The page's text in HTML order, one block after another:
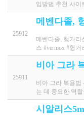
입방법 추천 사
25912
메벤다졸,
메벤다졸, 헝가리
스 #vermox #헝
25911
비아 그라
비아 그라 복용법
는 데 중요한 역
시알리스